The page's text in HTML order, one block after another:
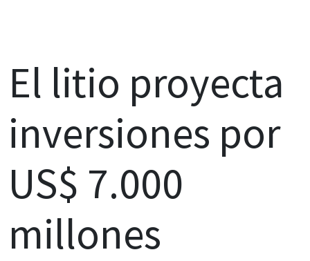
El litio proyecta
inversiones por
US$ 7.000
millones